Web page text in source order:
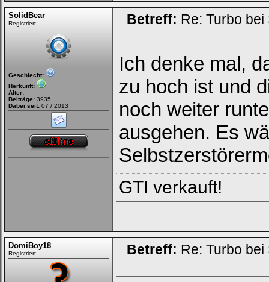
SolidBear
Registriert
Geschlecht:
Herkunft:
Alter:
Beiträge: 3935
Dabei seit: 07 / 2013
Betreff: Re: Turbo
Ich denke mal,
zu hoch ist und
noch weiter
ausgehen. Es
GTI verkauft!
DomiBoy18
Registriert Betreff: Re: Turbo